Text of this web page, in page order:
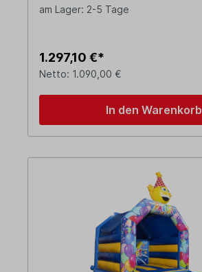
am Lager: 2-5 Tage
1.297,10 €*
Netto: 1.090,00 €
In den Warenkorb